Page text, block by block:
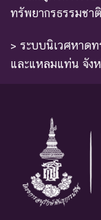
ทรัพยากรธรรมชา
> ระบบนิเวศหาด
และแหลมแท่น จัง